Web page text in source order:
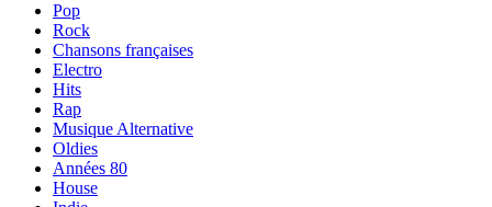
Pop
Rock
Chansons françaises
Electro
Hits
Rap
Musique Alternative
Oldies
Années 80
House